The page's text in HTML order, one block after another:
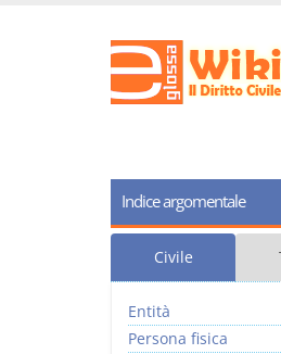
Indice argomentale
Civile
Entità
Persona fisica